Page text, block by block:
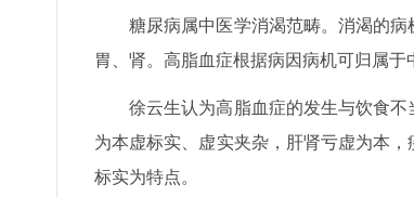
糖尿病属中医学消渴范畴。消渴的
胃、肾。高脂血症根据病因病机可归属于
徐云生认为高脂血症的发生与饮食
为本虚标实、虚实夹杂，肝肾亏虚为本
标实为特点。